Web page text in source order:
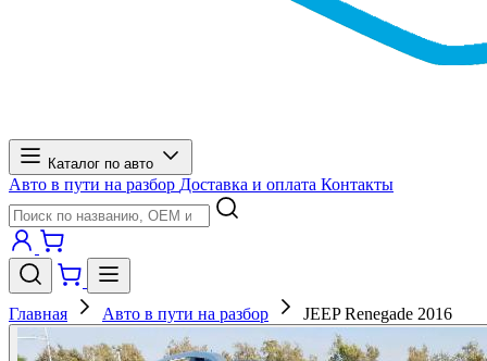
Каталог по авто
Авто в пути на разбор Доставка и оплата Контакты
Главная Авто в пути на разбор JEEP Renegade 2016